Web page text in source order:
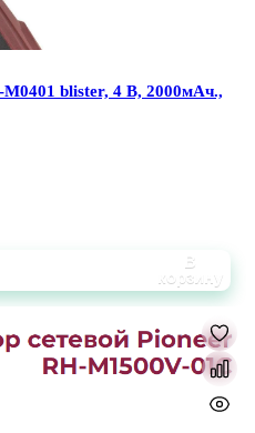
blister, 4 В, 2000мАч.,
В
корзину